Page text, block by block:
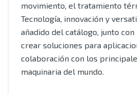
movimiento, el tratamiento
Tecnología, innovación y
añadido del catálogo, junto con
crear soluciones para
colaboración con los
maquinaria del mundo.